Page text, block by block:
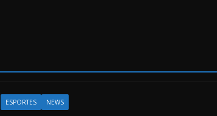
ESPORTES NEWS